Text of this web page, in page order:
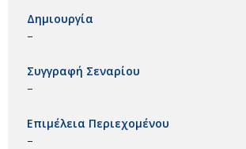
Δημιουργία
–
Συγγραφή Σεναρίου
–
Επιμέλεια Περιεχομένου
–